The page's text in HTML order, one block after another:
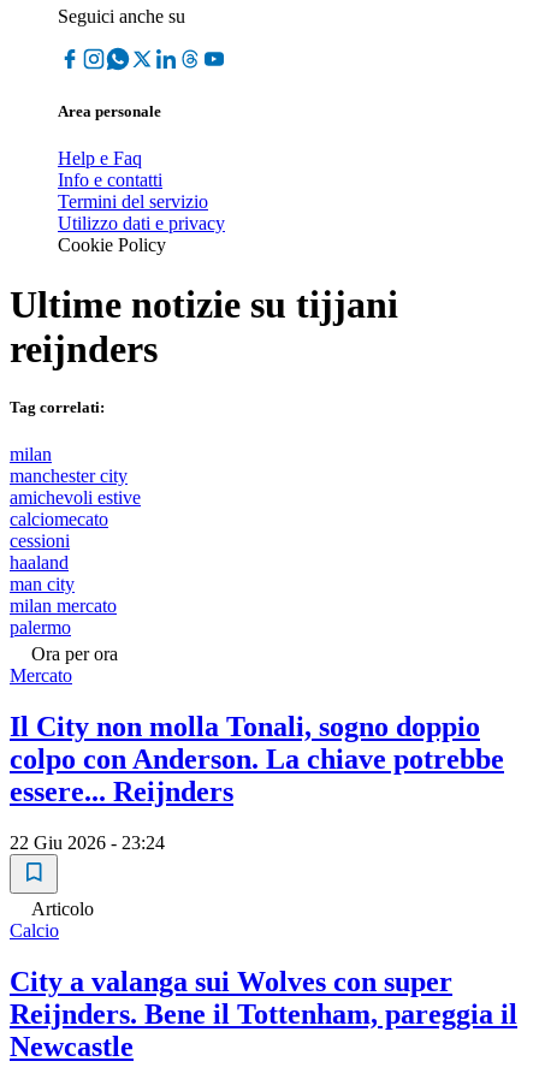
Seguici anche su
Area personale
Help e Faq
Info e contatti
Termini del servizio
Utilizzo dati e privacy
Cookie Policy
Ultime notizie su tijjani
reijnders
Tag correlati:
milan
manchester city
amichevoli estive
calciomecato
cessioni
haaland
man city
milan mercato
palermo
Ora per ora
Mercato
Il City non molla Tonali, sogno doppio
colpo con Anderson. La chiave potrebbe
essere... Reijnders
22 Giu 2026 - 23:24
Articolo
Calcio
City a valanga sui Wolves con super
Reijnders. Bene il Tottenham, pareggia il
Newcastle